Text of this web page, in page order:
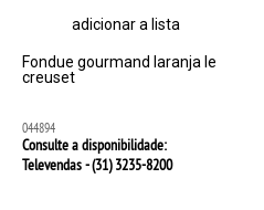
adicionar a lista
Fondue gourmand laranja le
creuset
044894
Consulte a disponibilidade:
Televendas - (31)3235-8200